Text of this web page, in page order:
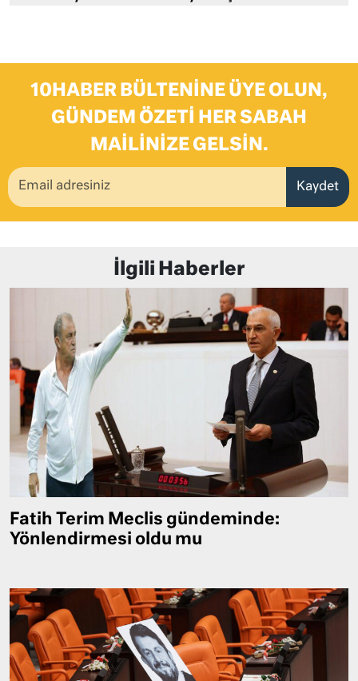
10HABER BÜLTENINE ÜYE OLUN,
GÜNDEM ÖZETI HER SABAH
MAILINIZE GELSIN.
Kaydet
İlgili Haberler
Fatih Terim Meclis gündeminde:
Yönlendirmesi oldu mu